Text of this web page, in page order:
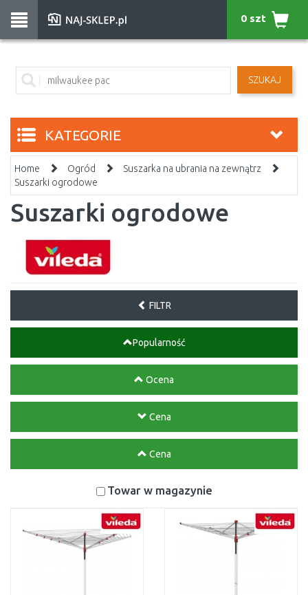
SZUKAJ
0 szt
KATEGORIE
Home Ogród
Suszarka na ubrania na zewnątrz
Suszarki ogrodowe
Suszarki ogrodowe
FILTR
Popularność
Ocena
Cena
Cena
Towar w magazynie